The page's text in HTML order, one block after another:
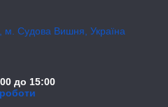
м. Судова Вишня, Україна
до 15:00